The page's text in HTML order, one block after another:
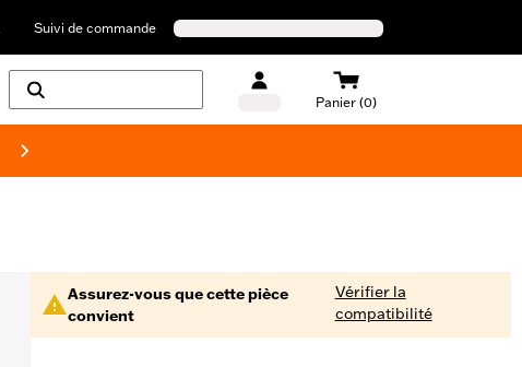
Suivi de commande
Panier (0)
Assurez-vous que cette pièce
convient
Vérifier la
compatibilité